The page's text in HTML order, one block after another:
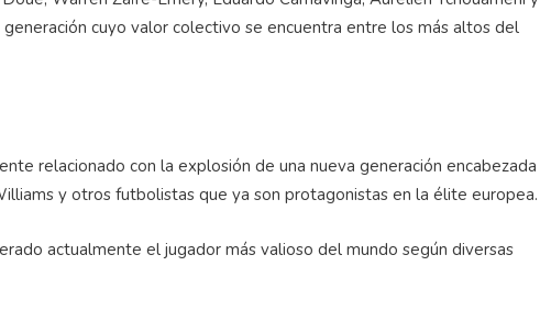
cuyo valor colectivo se encuentra entre los más altos del
relacionado con la explosión de una nueva generación encabezada
y otros futbolistas que ya son protagonistas en la élite europea.
actualmente el jugador más valioso del mundo según diversas